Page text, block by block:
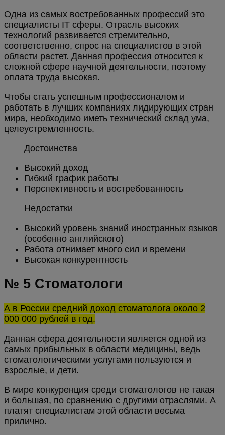
Одна из самых востребованных профессий это
специалисты IT сферы. Отрасль высоких
технологий развивается стремительно,
соответственно, спрос на специалистов в этой
области растет. Данная профессия относится к
сложной сфере научной деятельности, поэтому
оплата труда высокая.
Чтобы стать успешным профессионалом и
работать в лучших компаниях лидирующих стран
мира, необходимо иметь технический склад ума,
целеустремленность.
Достоинства
Высокий доход
Гибкий график работы
Перспективность и востребованность
Недостатки
Высокий уровень знаний иностранных языков
(особенно английского)
Работа отнимает много сил и времени
Высокая конкурентность
№ 5 Стоматологи
А в России средний доход стоматолога около 2
000 000 рублей в год.
Данная сфера деятельности является одной из
самых прибыльных в области медицины, ведь
стоматологическими услугами пользуются и
взрослые, и дети.
В мире конкуренция среди стоматологов не такая
и большая, по сравнению с другими отраслями. А
платят специалистам этой области весьма
прилично.